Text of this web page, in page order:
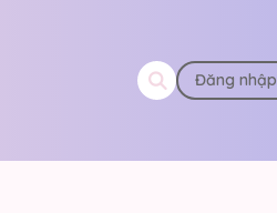
Đăng nhập